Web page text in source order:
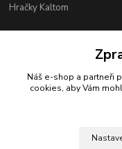
Hračky Kaltom
+420
Náš e-shop a partneři
cookies, aby Vám